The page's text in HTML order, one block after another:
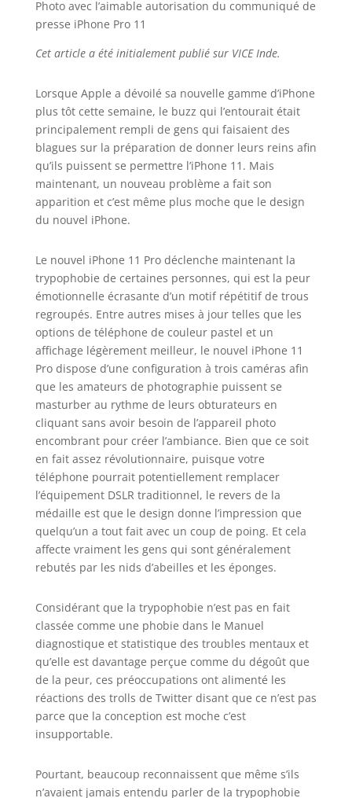
Photo avec l’aimable autorisation du communiqué de
presse iPhone Pro 11
Cet article a été initialement publié sur VICE Inde.
Lorsque Apple a dévoilé sa nouvelle gamme d’iPhone
plus tôt cette semaine, le buzz qui l’entourait était
principalement rempli de gens qui faisaient des
blagues sur la préparation de donner leurs reins afin
qu’ils puissent se permettre l’iPhone 11. Mais
maintenant, un nouveau problème a fait son
apparition et c’est même plus moche que le design
du nouvel iPhone.
Le nouvel iPhone 11 Pro déclenche maintenant la
trypophobie de certaines personnes, qui est la peur
émotionnelle écrasante d’un motif répétitif de trous
regroupés. Entre autres mises à jour telles que les
options de téléphone de couleur pastel et un
affichage légèrement meilleur, le nouvel iPhone 11
Pro dispose d’une configuration à trois caméras afin
que les amateurs de photographie puissent se
masturber au rythme de leurs obturateurs en
cliquant sans avoir besoin de l’appareil photo
encombrant pour créer l’ambiance. Bien que ce soit
en fait assez révolutionnaire, puisque votre
téléphone pourrait potentiellement remplacer
l’équipement DSLR traditionnel, le revers de la
médaille est que le design donne l’impression que
quelqu’un a tout fait avec un coup de poing. Et cela
affecte vraiment les gens qui sont généralement
rebutés par les nids d’abeilles et les éponges.
Considérant que la trypophobie n’est pas en fait
classée comme une phobie dans le Manuel
diagnostique et statistique des troubles mentaux et
qu’elle est davantage perçue comme du dégoût que
de la peur, ces préoccupations ont alimenté les
réactions des trolls de Twitter disant que ce n’est pas
parce que la conception est moche c’est
insupportable.
Pourtant, beaucoup reconnaissent que même s’ils
n’avaient jamais entendu parler de la trypophobie